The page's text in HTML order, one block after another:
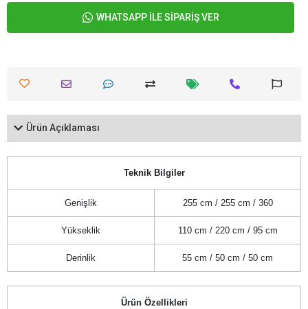
WHATSAPP İLE SİPARİŞ VER
Ürün Açıklaması
Teknik Bilgiler
Genişlik 255 cm / 255 cm / 360
Yükseklik 110 cm / 220 cm / 95 cm
Derinlik 55 cm / 50 cm / 50 cm
Ürün Özellikleri